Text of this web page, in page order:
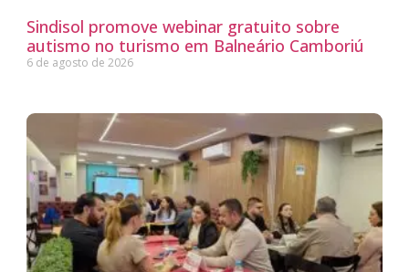
Sindisol promove webinar gratuito sobre
autismo no turismo em Balneário Camboriú
6 de agosto de 2026